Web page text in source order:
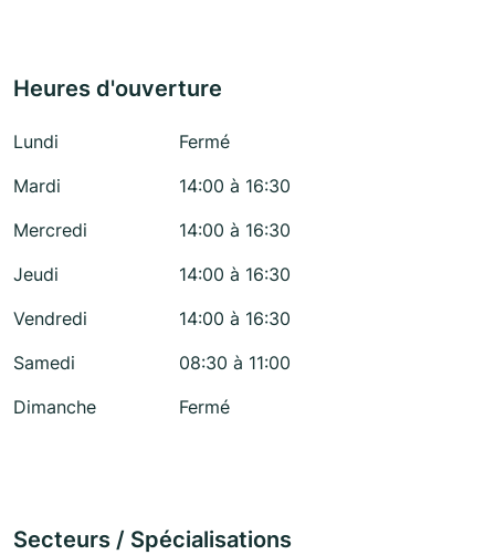
Heures d'ouverture
Lundi
Fermé
Mardi
14:00 à 16:30
Mercredi
14:00 à 16:30
Jeudi
14:00 à 16:30
Vendredi
14:00 à 16:30
Samedi
08:30 à 11:00
Dimanche
Fermé
Secteurs / Spécialisations